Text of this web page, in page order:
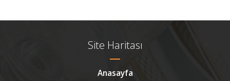
Site Haritası
Anasayfa